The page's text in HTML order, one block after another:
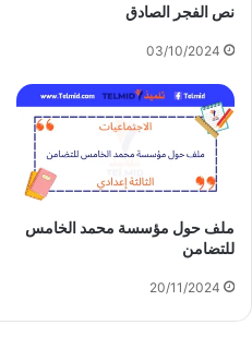
نص الفجر الصادق
03/10/2024
ملف حول مؤسسة محمد الخامس
للتضامن
20/11/2024